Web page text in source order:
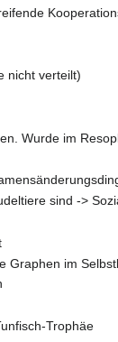
nicht verteilt)
Wurde im
sind ->
im
Trophäe